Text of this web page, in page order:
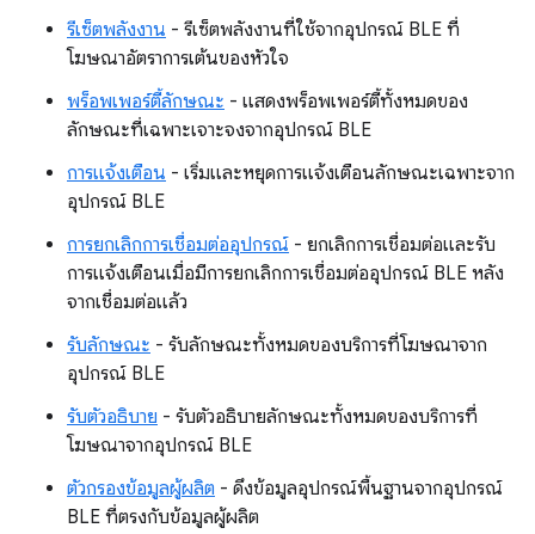
รีเซ็ตพลังงาน - รีเซ็ตพลังงานที่ใช้จากอุปกรณ์ BLE ที่
โฆษณาอัตราการเต้นของหัวใจ
พร็อพเพอร์ตี้ลักษณะ - แสดงพร็อพเพอร์ตี้ทั้งหมดของ
ลักษณะที่เฉพาะเจาะจงจากอุปกรณ์ BLE
การแจ้งเตือน - เริ่มและหยุดการแจ้งเตือนลักษณะเฉพาะจาก
อุปกรณ์ BLE
การยกเลิกการเชื่อมต่ออุปกรณ์ - ยกเลิกการเชื่อมต่อและรับ
การแจ้งเตือนเมื่อมีการยกเลิกการเชื่อมต่ออุปกรณ์ BLE หลัง
จากเชื่อมต่อแล้ว
รับลักษณะ - รับลักษณะทั้งหมดของบริการที่โฆษณาจาก
อุปกรณ์ BLE
รับตัวอธิบาย - รับตัวอธิบายลักษณะทั้งหมดของบริการที่
โฆษณาจากอุปกรณ์ BLE
ตัวกรองข้อมูลผู้ผลิต - ดึงข้อมูลอุปกรณ์พื้นฐานจากอุปกรณ์
BLE ที่ตรงกับข้อมูลผู้ผลิต